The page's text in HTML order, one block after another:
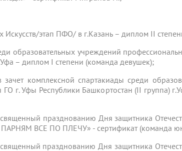
Искусств/этап ПФО/ в г.Казань – диплом II
образовательных учреждений
– диплом I степени (команда девушек);
комплексной спартакиады среди
г. Уфы Республики Башкортостан (II группа)
празднованию Дня защитника
ВСЕ ПО ПЛЕЧУ» - сертификат (команда
празднованию Дня защитника